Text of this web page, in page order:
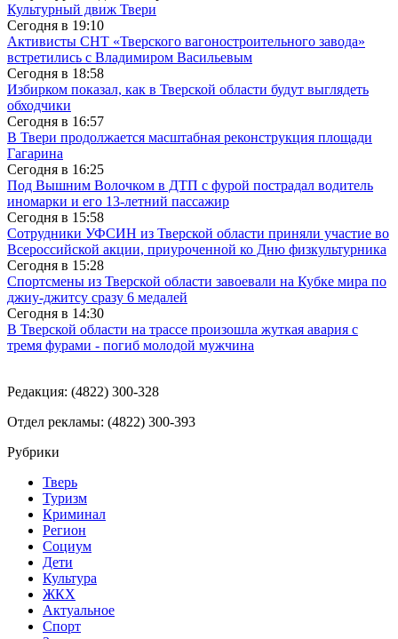
Культурный движ Твери
Сегодня в 19:10
Активисты СНТ «Тверского вагоностроительного завода»
встретились с Владимиром Васильевым
Сегодня в 18:58
Избирком показал, как в Тверской области будут выглядеть
обходчики
Сегодня в 16:57
В Твери продолжается масштабная реконструкция площади
Гагарина
Сегодня в 16:25
Под Вышним Волочком в ДТП с фурой пострадал водитель
иномарки и его 13-летний пассажир
Сегодня в 15:58
Сотрудники УФСИН из Тверской области приняли участие во
Всероссийской акции, приуроченной ко Дню физкультурника
Сегодня в 15:28
Спортсмены из Тверской области завоевали на Кубке мира по
джиу-джитсу сразу 6 медалей
Сегодня в 14:30
В Тверской области на трассе произошла жуткая авария с
тремя фурами - погиб молодой мужчина
Редакция: (4822) 300-328
Отдел рекламы: (4822) 300-393
Рубрики
Тверь
Туризм
Криминал
Регион
Социум
Дети
Культура
ЖКХ
Актуальное
Спорт